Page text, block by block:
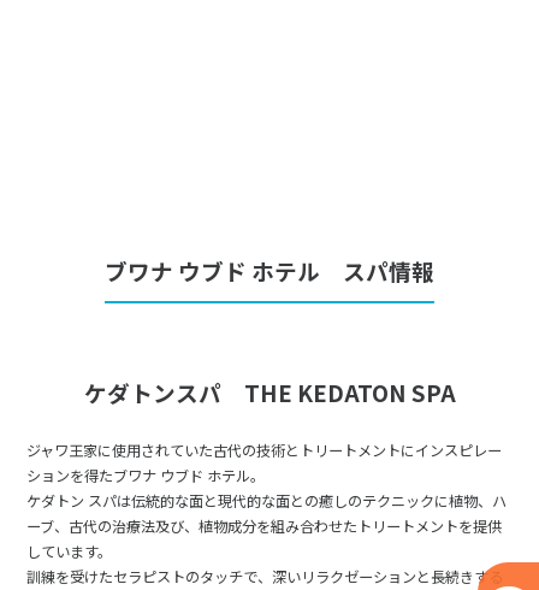
ブワナ ウブド ホテル スパ情報
ケダトンスパ THE KEDATON SPA​
ジャワ王家に使用されていた古代の技術とトリートメントにインスピレー
ションを得たブワナ ウブド ホテル。
ケダトン スパは伝統的な面と現代的な面との癒しのテクニックに植物、ハ
ーブ、古代の治療法及び、植物成分を組み合わせたトリートメントを提供
しています。
訓練を受けたセラピストのタッチで、深いリラクゼーションと長続きする